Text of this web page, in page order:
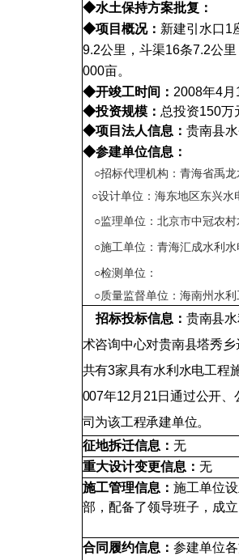
◆水土保持方案批复：
◆项目概况： 新建引水口1
9.2公里，斗渠16条7.2公里
000亩。
◆开竣工时间： 2008年4月
◆投资规模： 总投资150万
◆项目法人信息： 贵南县
◆参建单位信息：
○招标代理机构：青海省禹
○设计单位：海东地区东兴水
○监理单位：北京市中冠农
○施工单位：青海汇成水利水
○检测单位：
○质量监督单位：海南州水
招标投标信息： 贵南县
术咨询中心对贵南县塔秀
共有3家具有水利水电工程
007年12月21日通过公开
司为该工程承建单位。
征地拆迁信息： 无
重大设计变更信息： 无
施工管理信息： 施工单位
部，配备了领导班子，成
合同履约信息： 参建单位